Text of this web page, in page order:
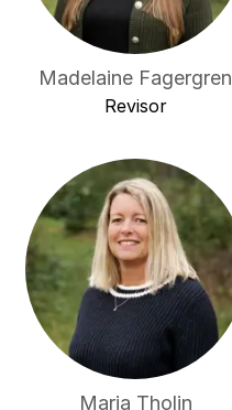
Madelaine Fagergren
Revisor
Maria Tholin